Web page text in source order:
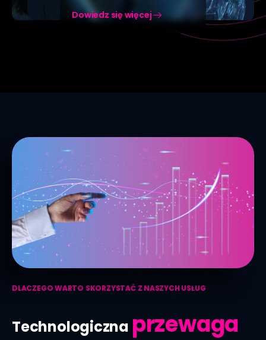
Dowiedz się więcej
DLACZEGO WARTO SKORZYSTAĆ Z NASZYCH USŁUG
Technologiczna przewaga